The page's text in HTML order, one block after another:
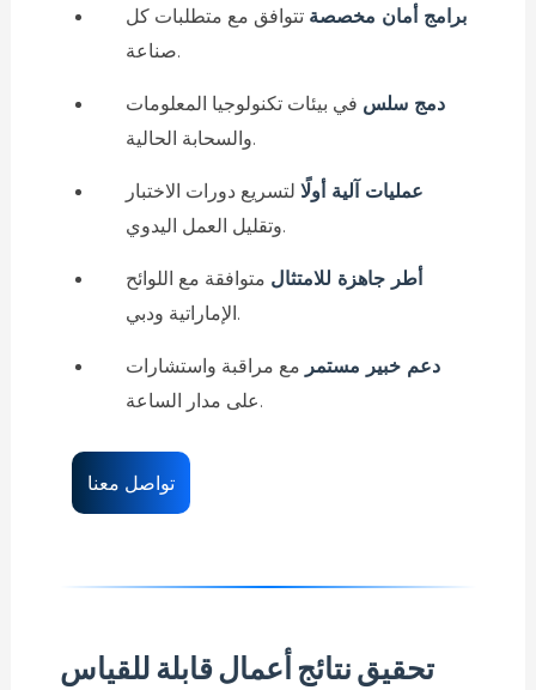
برامج أمان مخصصة تتوافق مع متطلبات كل
صناعة.
دمج سلس في بيئات تكنولوجيا المعلومات
والسحابة الحالية.
عمليات آلية أولًالتسريع دورات الاختبار
وتقليل العمل اليدوي.
أطر جاهزة للامتثال متوافقة مع اللوائح
الإماراتية ودبي.
دعم خبير مستمر مع مراقبة واستشارات
على مدار الساعة.
تواصل معنا
تحقيق نتائج أعمال قابلة للقياس